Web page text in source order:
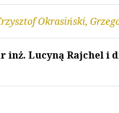
Okrasiński,
inż. Lucyną Rajchel i